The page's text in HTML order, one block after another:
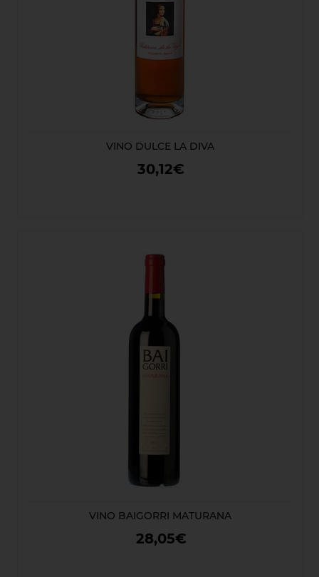
VINO DULCE LA DIVA
30,12€
VINO BAIGORRI MATURANA
28,05€